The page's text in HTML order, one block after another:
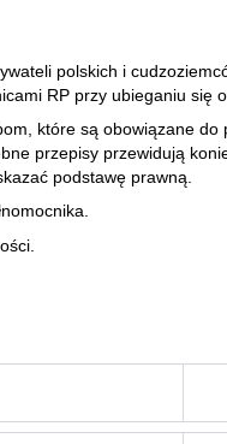
polskich i
RP przy ubieganiu się
które są obowiązane
przepisy przewidują
podstawę prawną.